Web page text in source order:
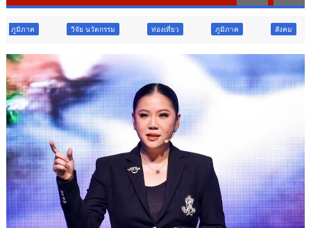
นวัตกรรม ท่องเที่ยว ภูมิภาค